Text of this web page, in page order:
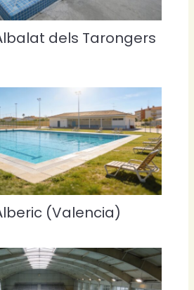
dels Tarongers
(Valencia)